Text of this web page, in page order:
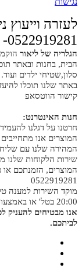
לעזרה וייעוץ
0522919281- ליאור
הגלריה של ליאור
הבית, בחנות ובאתר
סלון,שטיחי ילדים ועוד.
באתר שלנו תוכלו
קישור הווטסאפ
חנות האינטרנט:
חרטנו על דגלנו
המוצרים אנו
המהירה שלנו עם
שירות הלקוחות שלנו
המוצרים, הזמנתכם
0522919281
20:00 בטל' או באמצעות WhatsApp במס' .0522919281
אנו מבטיחים להעניק
לביתכם.